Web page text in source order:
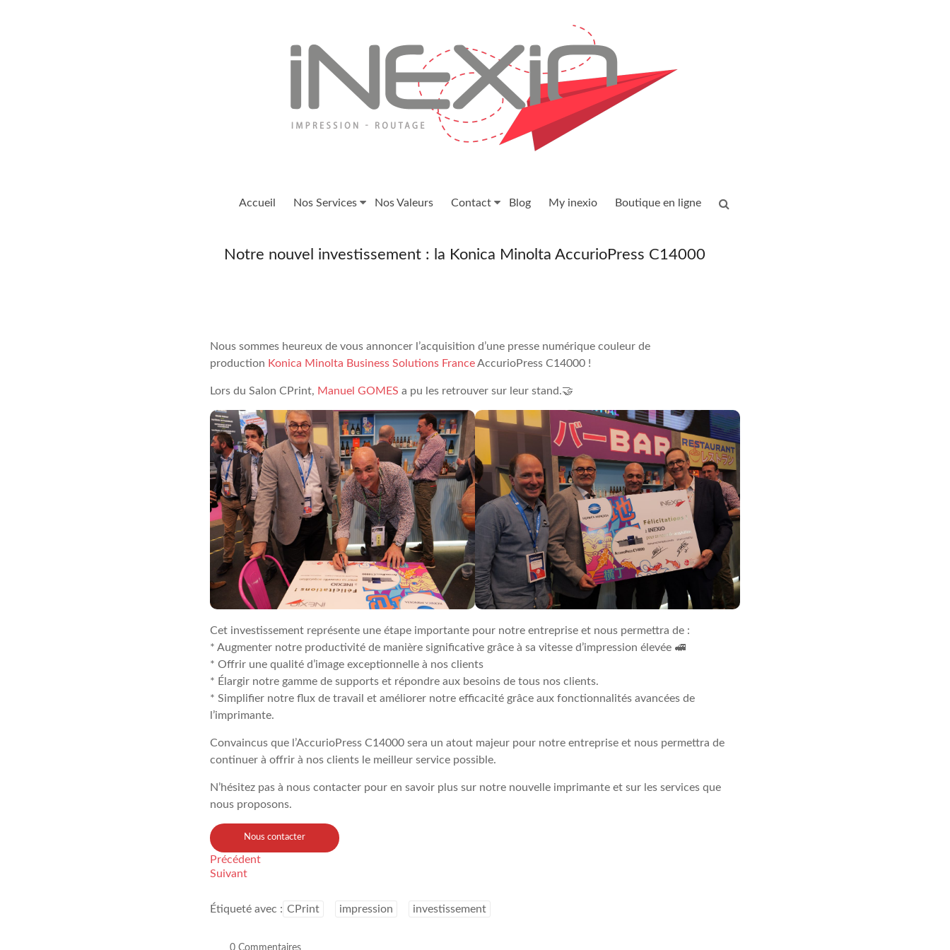
Accueil Nos Services Nos Valeurs Contact Blog My inexio Boutique en ligne
Notre nouvel investissement : la Konica Minolta AccurioPress C14000
Nous sommes heureux de vous annoncer l’acquisition d’une presse numérique couleur de
production Konica Minolta Business Solutions FranceAccurioPress C14000 !
Lors du Salon CPrint, Manuel GOMES a pu les retrouver sur leur stand.🤝
Cet investissement représente une étape importante pour notre entreprise et nous permettra de :
* Augmenter notre productivité de manière significative grâce à sa vitesse d’impression élevée 🚅
* Offrir une qualité d’image exceptionnelle à nos clients
* Élargir notre gamme de supports et répondre aux besoins de tous nos clients.
* Simplifier notre flux de travail et améliorer notre efficacité grâce aux fonctionnalités avancées de
l’imprimante.
Convaincus que l’AccurioPress C14000 sera un atout majeur pour notre entreprise et nous permettra de
continuer à offrir à nos clients le meilleur service possible.
N’hésitez pas à nous contacter pour en savoir plus sur notre nouvelle imprimante et sur les services que
nous proposons.
Nous contacter
Précédent
Suivant
Étiqueté avec : CPrint impression investissement
0 Commentaires